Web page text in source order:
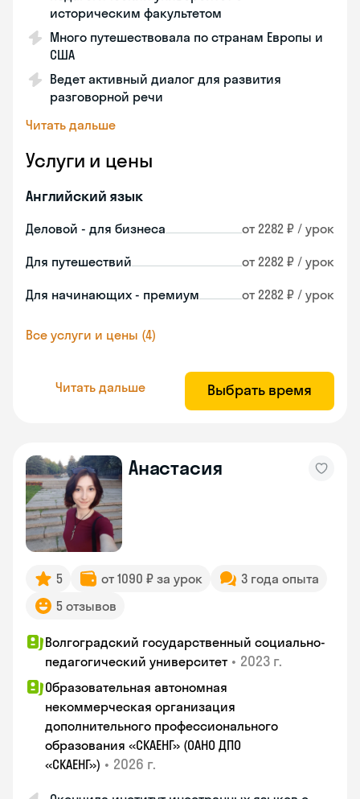
историческим факультетом
Много путешествовала по странам Европы и
США
Ведет активный диалог для развития
разговорной речи
Читать дальше
Услуги и цены
Английский язык
Деловой - для бизнеса от 2282 ₽ / урок
Для путешествий от 2282 ₽ / урок
Для начинающих - премиум от 2282 ₽ / урок
Все услуги и цены (4)
Читать дальше Выбрать время
Анастасия
5 от 1090 ₽ за урок
3 года опыта
5 отзывов
Волгоградский государственный социально-
педагогический университет • 2023 г.
Образовательная автономная
некоммерческая организация
дополнительного профессионального
образования «СКАЕНГ» (ОАНО ДПО
«СКАЕНГ») • 2026 г.